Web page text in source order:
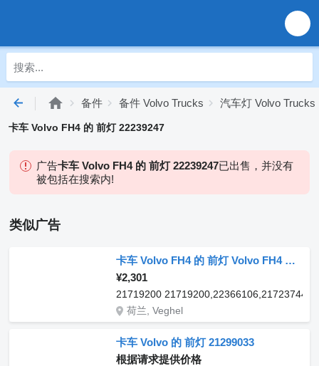
备件 备件 Volvo Trucks 汽车灯 Volvo Trucks
卡车 Volvo FH4 的 前灯 22239247
广告卡车 Volvo FH4 的 前灯 22239247已出售，并没有
被包括在搜索内!
类似广告
卡车 Volvo FH4 的 前灯 Volvo FH4 Collision warning control unit 21719200
¥2,301
21719200
荷兰, Veghel
卡车 Volvo 的 前灯 21299033
根据请求提供价格